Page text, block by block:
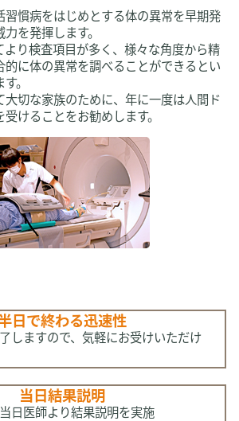
習慣病をはじめとする体の異常を早期発
を発揮します。
り検査項目が多く、様々な角度から精
に体の異常を調べることができるとい
。
大切な家族のために、年に一度は人間ド
けることをお勧めします。
日で終わる迅速性
しますので、気軽にお受けいただけ
当日結果説明
日医師より結果説明を実施